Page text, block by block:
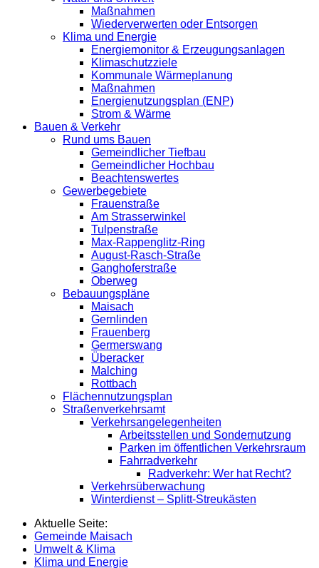
Maßnahmen
Wiederverwerten oder Entsorgen
Klima und Energie
Energiemonitor & Erzeugungsanlagen
Klimaschutzziele
Kommunale Wärmeplanung
Maßnahmen
Energienutzungsplan (ENP)
Strom & Wärme
Bauen & Verkehr
Rund ums Bauen
Gemeindlicher Tiefbau
Gemeindlicher Hochbau
Beachtenswertes
Gewerbegebiete
Frauenstraße
Am Strasserwinkel
Tulpenstraße
Max-Rappenglitz-Ring
August-Rasch-Straße
Ganghoferstraße
Oberweg
Bebauungspläne
Maisach
Gernlinden
Frauenberg
Germerswang
Überacker
Malching
Rottbach
Flächennutzungsplan
Straßenverkehrsamt
Verkehrsangelegenheiten
Arbeitsstellen und Sondernutzung
Parken im öffentlichen Verkehrsraum
Fahrradverkehr
Radverkehr: Wer hat Recht?
Verkehrsüberwachung
Winterdienst – Splitt-Streukästen
Aktuelle Seite:
Gemeinde Maisach
Umwelt & Klima
Klima und Energie